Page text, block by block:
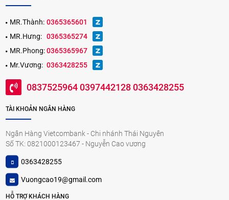
MR.Thành: 0365365601
MR.Hưng: 0365365274
MR.Phong: 0365365967
Mr.Vương: 0363428255
0837525964 0397442128 0363428255
TÀI KHOẢN NGÂN HÀNG
Ngân Hàng Vietcombank - Chi nhánh Thái Nguyên
Số TK: 0821000123467 - Nguyễn Cao vương
0363428255
Vuongcao19@gmail.com
HỖ TRỢ KHÁCH HÀNG